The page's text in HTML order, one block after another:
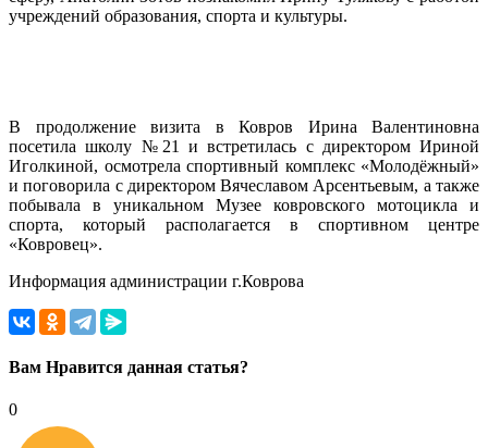
учреждений образования, спорта и культуры.
В продолжение визита в Ковров Ирина Валентиновна
посетила школу №21 и встретилась с директором Ириной
Иголкиной, осмотрела спортивный комплекс «Молодёжный»
и поговорила с директором Вячеславом Арсентьевым, а также
побывала в уникальном Музее ковровского мотоцикла и
спорта, который располагается в спортивном центре
«Ковровец».
Информация администрации г.Коврова
Вам Нравится данная статья?
0